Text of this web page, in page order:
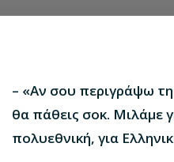
– «Αν σου περιγράψω τη
θα πάθεις σοκ. Μιλάμε
πολυεθνική, για